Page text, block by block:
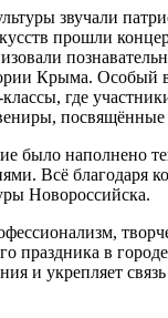
звучали
прошли
Крыма. Особый
где
посвящённые
было наполнено
Всё благодаря
Новороссийска.
праздника в
и укрепляет